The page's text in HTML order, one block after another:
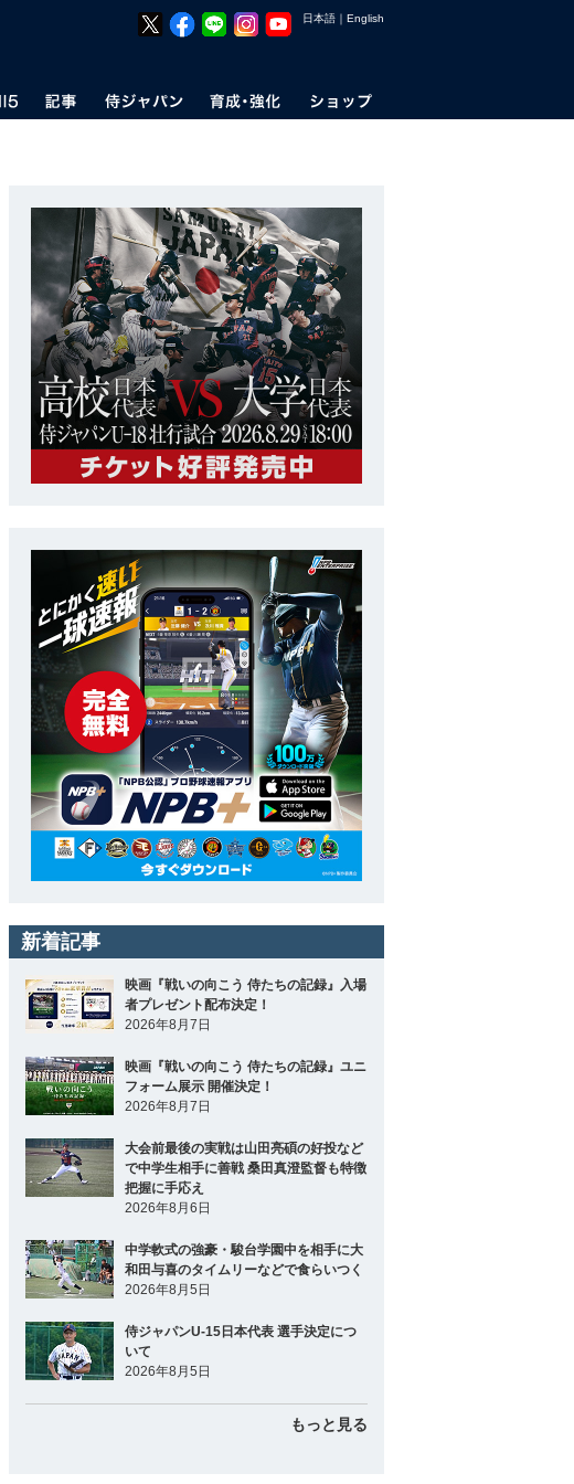
日本語 ｜ English
新着記事
映画『戦いの向こう 侍たちの記録』入場
者プレゼント配布決定！
2026年8月7日
映画『戦いの向こう 侍たちの記録』ユニ
フォーム展示 開催決定！
2026年8月7日
大会前最後の実戦は山田亮碩の好投など
で中学生相手に善戦 桑田真澄監督も特徴
把握に手応え
2026年8月6日
中学軟式の強豪・駿台学園中を相手に大
和田与喜のタイムリーなどで食らいつく
2026年8月5日
侍ジャパンU-15日本代表 選手決定につ
いて
2026年8月5日
もっと見る